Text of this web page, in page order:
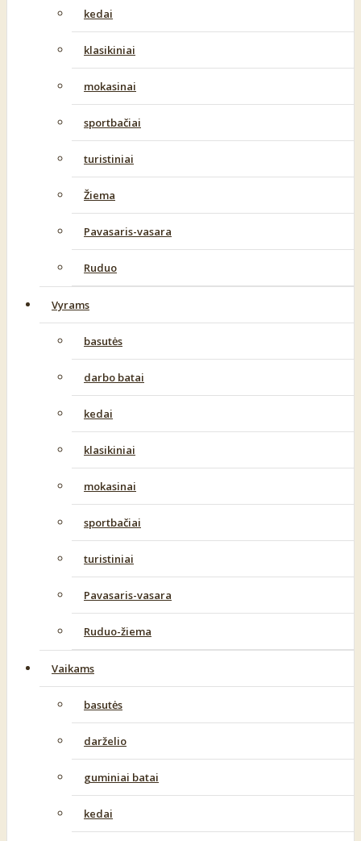
kedai
klasikiniai
mokasinai
sportbačiai
turistiniai
Žiema
Pavasaris-vasara
Ruduo
Vyrams
basutės
darbo batai
kedai
klasikiniai
mokasinai
sportbačiai
turistiniai
Pavasaris-vasara
Ruduo-žiema
Vaikams
basutės
darželio
guminiai batai
kedai